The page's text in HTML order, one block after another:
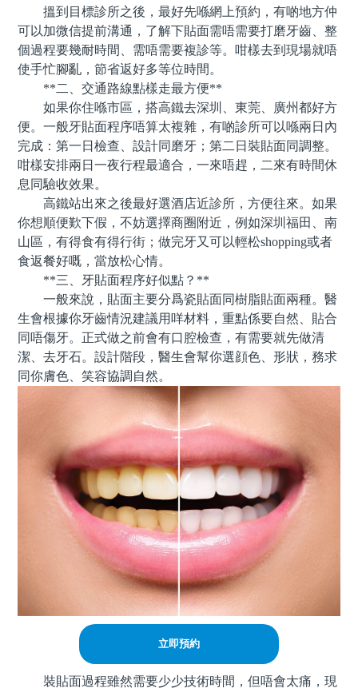
搵到目標診所之後，最好先喺網上預約，有啲地方仲
可以加微信提前溝通，了解下貼面需唔需要打磨牙齒、整
個過程要幾耐時間、需唔需要複診等。咁樣去到現場就唔
使手忙腳亂，節省返好多等位時間。
**二、交通路線點樣走最方便**
如果你住喺市區，搭高鐵去深圳、東莞、廣州都好方
便。一般牙貼面程序唔算太複雜，有啲診所可以喺兩日內
完成：第一日檢查、設計同磨牙；第二日裝貼面同調整。
咁樣安排兩日一夜行程最適合，一來唔趕，二來有時間休
息同驗收效果。
高鐵站出來之後最好選酒店近診所，方便往來。如果
你想順便歎下假，不妨選擇商圈附近，例如深圳福田、南
山區，有得食有得行街；做完牙又可以輕松shopping或者
食返餐好嘅，當放松心情。
**三、牙貼面程序好似點？**
一般來說，貼面主要分爲瓷貼面同樹脂貼面兩種。醫
生會根據你牙齒情況建議用咩材料，重點係要自然、貼合
同唔傷牙。正式做之前會有口腔檢查，有需要就先做清
潔、去牙石。設計階段，醫生會幫你選顔色、形狀，務求
同你膚色、笑容協調自然。
立即預約
裝貼面過程雖然需要少少技術時間，但唔會太痛，現